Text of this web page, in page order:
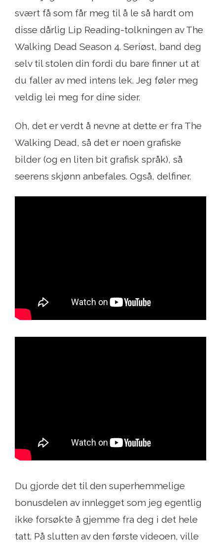
svært få som får meg til å le så hardt om
disse dårlig Lip Reading-tolkningen av The
Walking Dead Season 4. Seriøst, band deg
selv til stolen din fordi du bare finner ut at
du faller av med intens lek. Jeg føler meg
veldig lei meg for dine sider.
Oh, det er verdt å nevne at dette er fra The
Walking Dead, så det er noen grafiske
bilder (og en liten bit grafisk språk), så
seerens skjønn anbefales. Også, delfiner.
Du gjorde det til den superhemmelige
bonusdelen av innlegget som jeg egentlig
ikke forsøkte å gjemme fra deg i det hele
tatt. På slutten av den første videoen, ville